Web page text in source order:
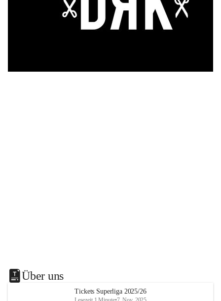
Über uns
Tickets Superliga 2025/26